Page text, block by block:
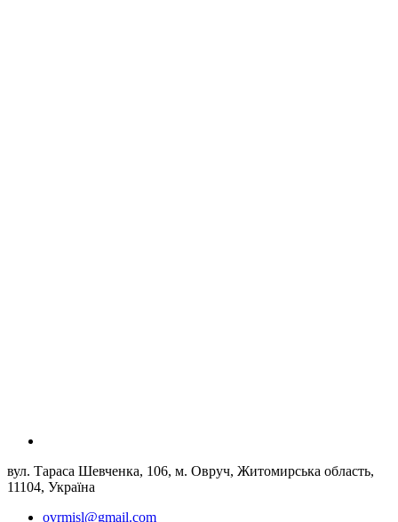
вул. Тараса Шевченка, 106, м. Овруч, Житомирська область,
11104, Україна
ovrmisl@gmail.com